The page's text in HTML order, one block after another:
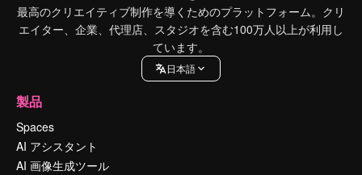
最高のクリエイティブ制作を導くためのプラットフォーム。クリ
エイター、企業、代理店、スタジオを含む100万人以上が利用し
ています。
日本語
製品
Spaces
AI アシスタント
AI 画像生成ツール